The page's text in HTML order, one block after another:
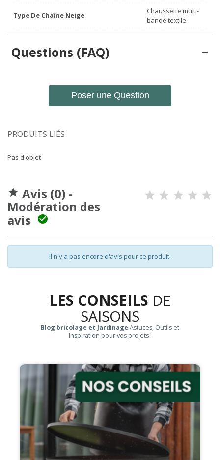
Type De Chaîne Neige
Chaussette multi-
bande textile
Questions (FAQ)
Poser une Question
PRODUITS LIÉS
Pas d'objet
 Avis (0) -
Modération des
avis

Il n'y a pas encore d'avis pour ce produit.
LES CONSEILS DE
SAISONS
Blog bricolage et Jardinage Astuces, Outils et
Inspiration pour vos projets !